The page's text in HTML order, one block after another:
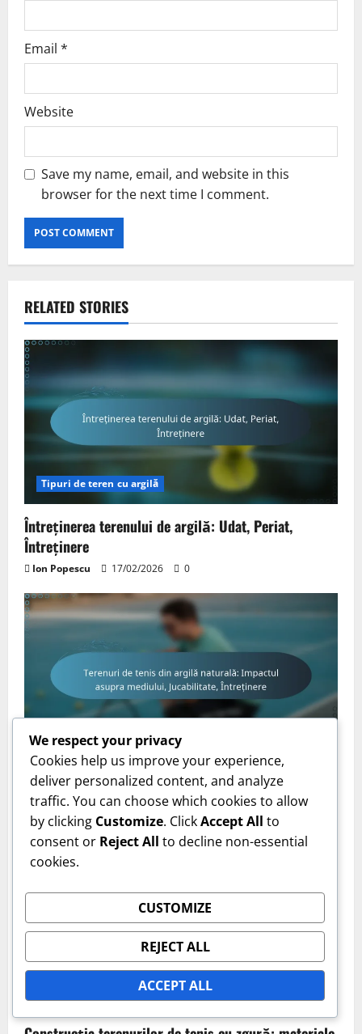
Email *
Website
Save my name, email, and website in this
browser for the next time I comment.
RELATED STORIES
Tipuri de teren cu argilă
Întreținerea terenului de argilă: Udat, Periat,
Întreținere
Ion Popescu 17/02/2026 0
Tipuri de teren cu argilă
Terenuri de tenis din argilă naturală: Impactul
asupra mediului, Jucabilitate, Întreținere
Ion Popescu 16/02/2026 0
Tipuri de teren cu argilă
We respect your privacy
Cookies help us improve your experience,
deliver personalized content, and analyze
traffic. You can choose which cookies to allow
by clicking Customize. ClickAccept All to
consent or Reject All to decline non-essential
cookies.
CUSTOMIZE
REJECT ALL
ACCEPT ALL